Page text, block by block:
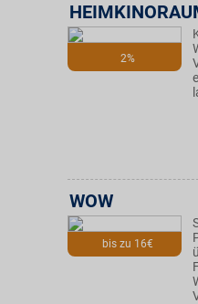
2%
bis zu 16€
WOW